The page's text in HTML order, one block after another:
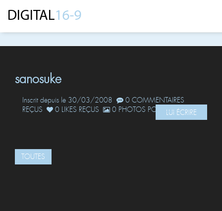
sanosuke
Inscrit depuis le 30/03/2008
0 COMMENTAIRES
REÇUS
0 LIKES REÇUS 0 PHOTOS POSTÉESLUI ÉCRIRE
TOUTES